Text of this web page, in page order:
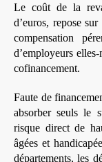
Le coût de la
d’euros, repose
compensation
d’employeurs
cofinancement.
Faute de
absorber seuls le
risque direct de
âgées et
départements, les